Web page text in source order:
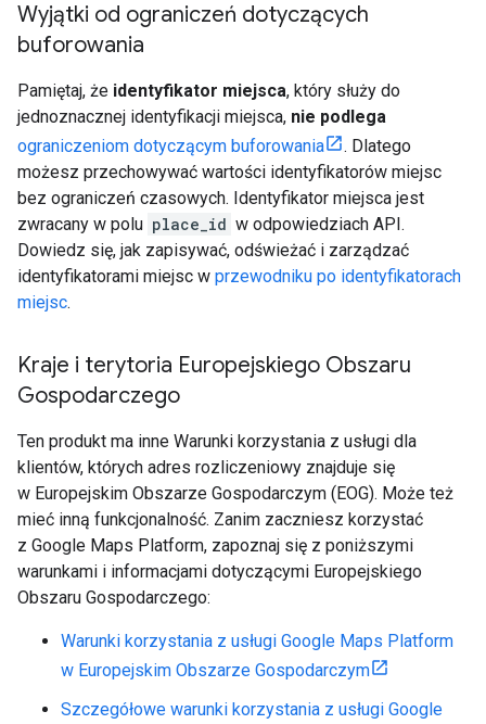
Wyjątki od ograniczeń dotyczących
buforowania
Pamiętaj, że identyfikator miejsca, który służy do
jednoznacznej identyfikacji miejsca, nie podlega
ograniczeniom dotyczącym buforowania
. Dlatego
możesz przechowywać wartości identyfikatorów miejsc
bez ograniczeń czasowych. Identyfikator miejsca jest
zwracany w polu place_id w odpowiedziach API.
Dowiedz się, jak zapisywać, odświeżać i zarządzać
identyfikatorami miejsc w przewodniku po identyfikatorach
miejsc.
Kraje i terytoria Europejskiego Obszaru
Gospodarczego
Ten produkt ma inne Warunki korzystania z usługi dla
klientów, których adres rozliczeniowy znajduje się
w Europejskim Obszarze Gospodarczym (EOG). Może też
mieć inną funkcjonalność. Zanim zaczniesz korzystać
z Google Maps Platform, zapoznaj się z poniższymi
warunkami i informacjami dotyczącymi Europejskiego
Obszaru Gospodarczego:
Warunki korzystania z usługi Google Maps Platform
w Europejskim Obszarze Gospodarczym
Szczegółowe warunki korzystania z usługi Google